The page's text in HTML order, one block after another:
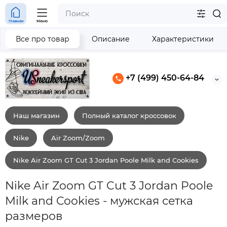
+7 (499) 450-64-84
Главная Меню
Наш магазин Полный каталог кроссовок
Nike Air Zoom/Zoom
Nike Air Zoom GT Cut 3 Jordan Poole Milk and Cookies
Nike Air Zoom GT Cut 3 Jordan Poole
Milk and Cookies - мужская сетка
размеров
Все про товар Описание Характеристики